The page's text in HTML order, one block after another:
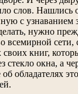
слов.
с узнаванием
нужно
всемирной сети,
книг,
стекло окна, а
об обладателях